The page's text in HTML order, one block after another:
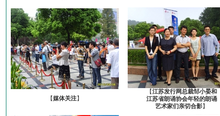
【媒体关注】
【江苏发行网总裁邹小晏和
江苏省朗诵协会年轻的朗诵
艺术家们亲切合影】